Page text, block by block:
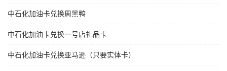
中石化加油卡兑换周黑鸭
中石化加油卡兑换一号店礼品卡
中石化加油卡兑换亚马逊（只要实体卡）